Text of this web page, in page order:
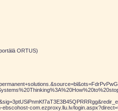
ORTUS)
com.ezproxy.llu.lv/